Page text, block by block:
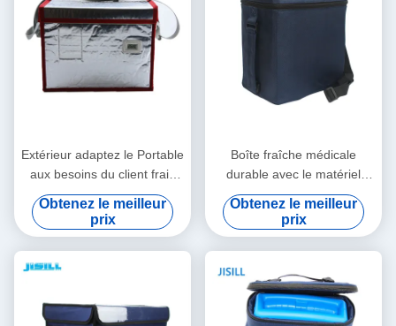
Extérieur adaptez le Portable
aux besoins du client frais
médical de la boîte 23.5L
pour la glacière de
Rotomolded
Obtenez le meilleur
prix
Boîte fraîche médicale
durable avec le matériel
d'isolation de vide pour le
transport vaccinique médical
Obtenez le meilleur
prix